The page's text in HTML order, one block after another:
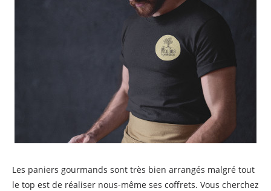
Les paniers gourmands sont très bien arrangés malgré tout
le top est de réaliser nous-même ses coffrets. Vous cherchez